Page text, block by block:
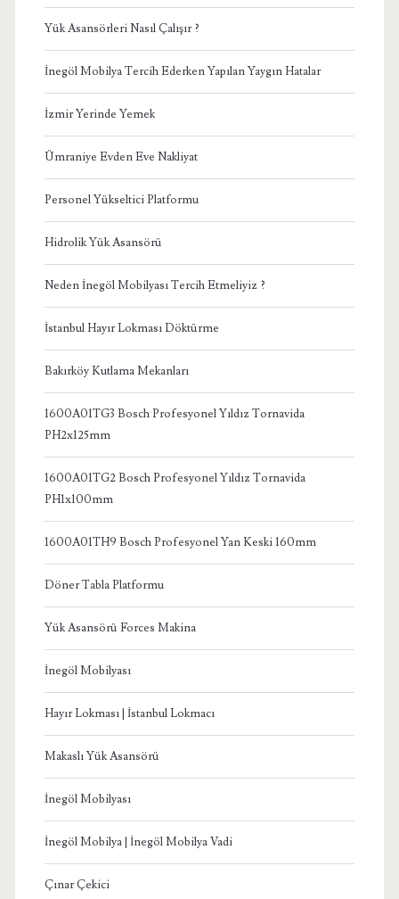
Yük Asansörleri Nasıl Çalışır ?
İnegöl Mobilya Tercih Ederken Yapılan Yaygın Hatalar
İzmir Yerinde Yemek
Ümraniye Evden Eve Nakliyat
Personel Yükseltici Platformu
Hidrolik Yük Asansörü
Neden İnegöl Mobilyası Tercih Etmeliyiz ?
İstanbul Hayır Lokması Döktürme
Bakırköy Kutlama Mekanları
1600A01TG3 Bosch Profesyonel Yıldız Tornavida
PH2x125mm
1600A01TG2 Bosch Profesyonel Yıldız Tornavida
PH1x100mm
1600A01TH9 Bosch Profesyonel Yan Keski 160mm
Döner Tabla Platformu
Yük Asansörü Forces Makina
İnegöl Mobilyası
Hayır Lokması | İstanbul Lokmacı
Makaslı Yük Asansörü
İnegöl Mobilyası
İnegöl Mobilya | İnegöl Mobilya Vadi
Çınar Çekici